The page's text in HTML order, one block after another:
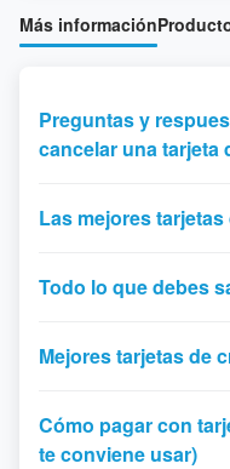
Más información
Preguntas y
cancelar una tarjeta
Las mejores
Todo lo que debes
Mejores tarjetas de
Cómo pagar con
te conviene usar)